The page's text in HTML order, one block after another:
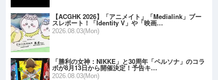
【ACGHK 2026】「アニメイト」「Medialink」ブー
スレポート！「Identity V」や「映画…
2026.08.03(Mon)
「勝利の女神：NIKKE」と30周年「ペルソナ」のコラ
ボが8月13日から開催決定！予告キ…
2026.08.03(Mon)